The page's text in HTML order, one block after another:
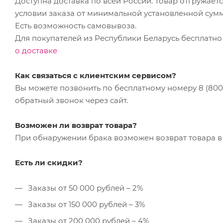
условии заказа от минимальной установленной
Есть возможность самовывоза.
Для покупателей из Республики Беларусь
о доставке
Как связаться с клиентским сервисом?
Вы можете позвонить по бесплатному номеру 8
обратный звонок через сайт.
Возможен ли возврат товара?
При обнаружении брака возможен возврат товара
Есть ли скидки?
Заказы от 50 000 рублей – 2%
Заказы от 150 000 рублей – 3%
Заказы от 200 000 рублей – 4%